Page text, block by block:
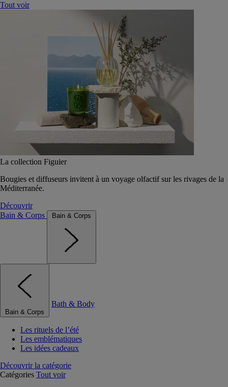
Tout voir
La collection Figuier
Bougies et diffuseurs invitent à un voyage olfactif sur les rivages de la
Méditerranée.
Découvrir
Bain & Corps
Bain & Corps
Bain & Corps
Bath & Body
Les rituels de l’été
Les emblématiques
Les idées cadeaux
Découvrir la catégorie
Catégories Tout voir